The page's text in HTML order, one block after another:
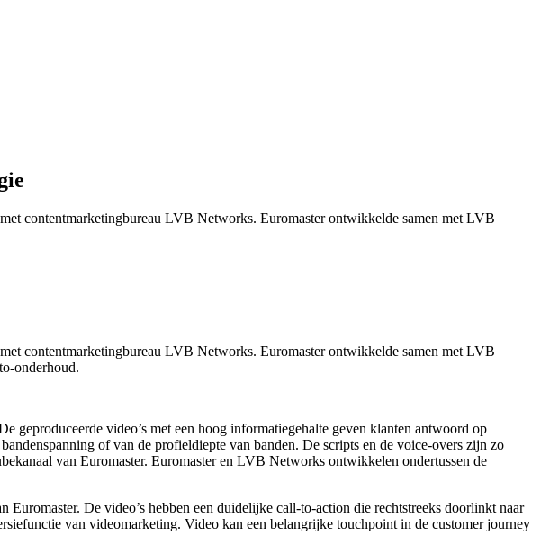
contentmarketingbureau LVB Networks. Euromaster ontwikkelde samen met LVB
contentmarketingbureau LVB Networks. Euromaster ontwikkelde samen met LVB
onderhoud.
geproduceerde video’s met een hoog informatiegehalte geven klanten antwoord op
of van de profieldiepte van banden. De scripts en de voice-overs zijn zo
van Euromaster. Euromaster en LVB Networks ontwikkelen ondertussen de
De video’s hebben een duidelijke call-to-action die rechtstreeks doorlinkt naar
van videomarketing. Video kan een belangrijke touchpoint in de customer journey